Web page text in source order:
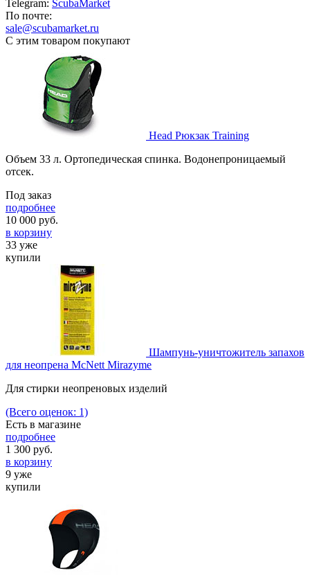
Telegram: ScubaMarket
По почте:
sale@scubamarket.ru
С этим товаром покупают
Head Рюкзак Training
Объем 33 л. Ортопедическая спинка. Водонепроницаемый
отсек.
Под заказ
подробнее
10 000 руб.
в корзину
33 уже
купили
Шампунь-уничтожитель запахов
для неопрена McNett Mirazyme
Для стирки неопреновых изделий
(Всего оценок: 1)
Есть в магазине
подробнее
1 300 руб.
в корзину
9 уже
купили